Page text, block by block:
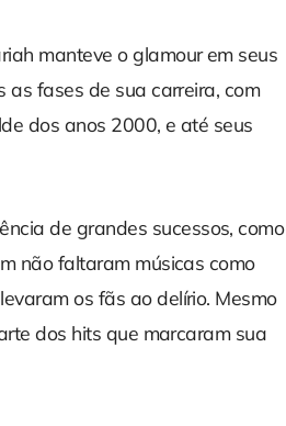
manteve o glamour em seus
as fases de sua carreira, com
dos anos 2000, e até seus
de grandes sucessos, como
não faltaram músicas como
os fãs ao delírio. Mesmo
dos hits que marcaram sua